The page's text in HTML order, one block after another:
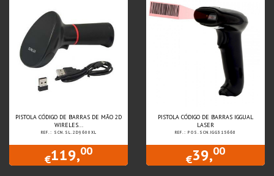
PISTOLA CÓDIGO DE BARRAS DE MÃO 2D
WIRELES...
REF.: SCN.SL.2D9600XL
€119,00
PISTOLA CÓDIGO DE BARRAS IGGUAL
LASER
REF.: POS.SCN.IGG315668
€39,00